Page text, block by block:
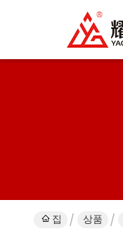
집 상품